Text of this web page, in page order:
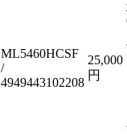
ML5460HCSF
/
4949443102208
25,000
円